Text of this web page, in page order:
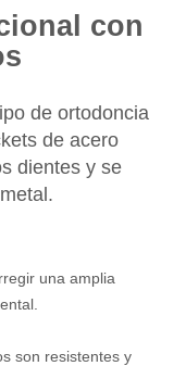
con
de ortodoncia
de acero
dientes y se
una amplia
son resistentes y